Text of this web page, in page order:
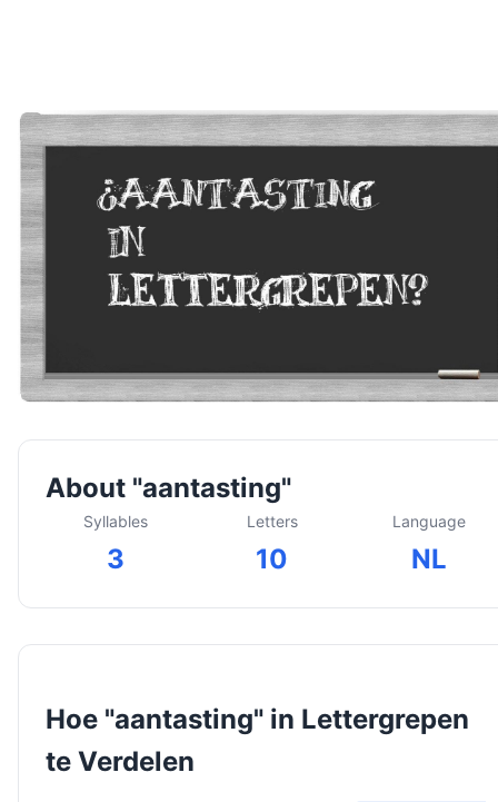
About "aantasting"
Syllables
3
Letters
10
Language
NL
Hoe "aantasting" in Lettergrepen
te Verdelen